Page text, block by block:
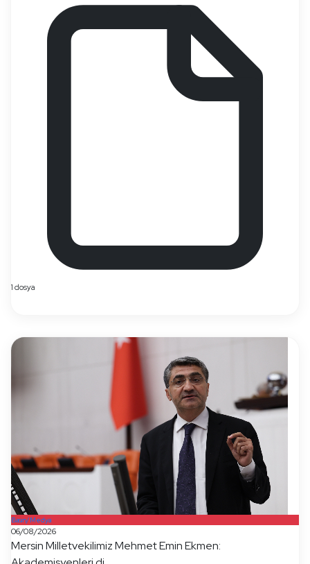
1 dosya
Basın/Medya
06/08/2026
Mersin Milletvekilimiz Mehmet Emin Ekmen: